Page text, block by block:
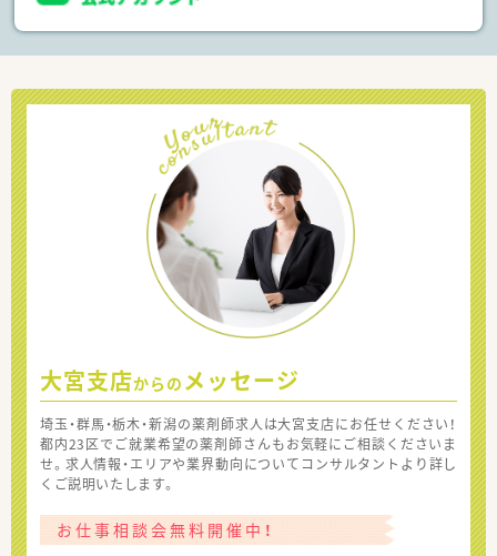
大宮支店からの メッセージ
埼玉・群馬・栃木・新潟の薬剤師求人は大宮支店にお任せください！
都内23区でご就業希望の薬剤師さんもお気軽にご相談くださいま
せ。求人情報・エリアや業界動向についてコンサルタントより詳し
くご説明いたします。
お仕事相談会無料開催中！